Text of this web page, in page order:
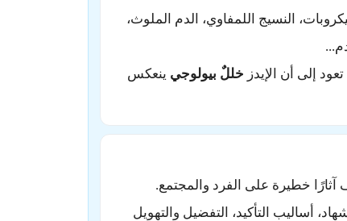
النسيج اللمفاوي، الدم الملوث،
إلى أن الإيدز خللٌ بيولوجي ينعكس
آثارًا خطيرة على الفرد والمجتمع.
أساليب التأكيد، التفضيل والتهويل